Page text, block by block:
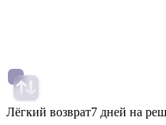
Лёгкий возврат7 дней на